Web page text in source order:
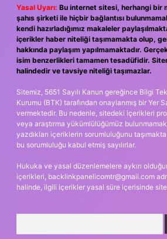
Yasal Uyarı: Bu internet sitesi, herhangi bir
şahıs şirketi ile hiçbir bağlantısı
kendi hazırladığımız makaleler
içerikler haber niteliği taşımamakta olup,
hakkında paylaşım yapılmamaktadır.
isim benzerlikleri tamamen tesadüfidir.
halindedir ve tavsiye niteliği taşımazlar.
Sitemiz, 5651 Sayılı Kanun gereğince Bilgi
Kurumu (BTK) tarafından onaylanmış bir Yer
vermektedir. Bu nedenle, sitedeki içerikleri
veya araştırma yükümlülüğümüz
yazdıkları içeriklerin sorumluluğunu
bu sorumluluğu kabul etmiş sayılırlar.
Hukuka ve yasal düzenlemelere aykırı
içerikleri, backlinkpanelicomtr@gmail.com
halinde, ilgili içerikler yasal süre içerisinde